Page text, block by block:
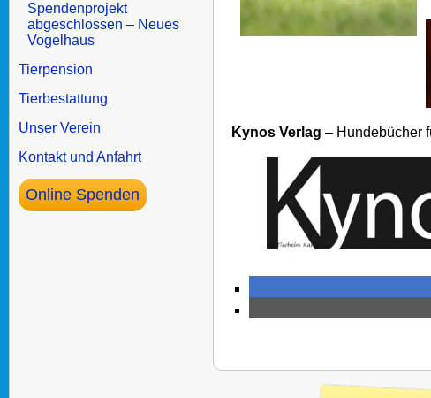
Spendenprojekt
abgeschlossen – Neues
Vogelhaus
Tierpension
Tierbestattung
Unser Verein
Kontakt und Anfahrt
Online Spenden
Kynos Verlag – Hundebücher